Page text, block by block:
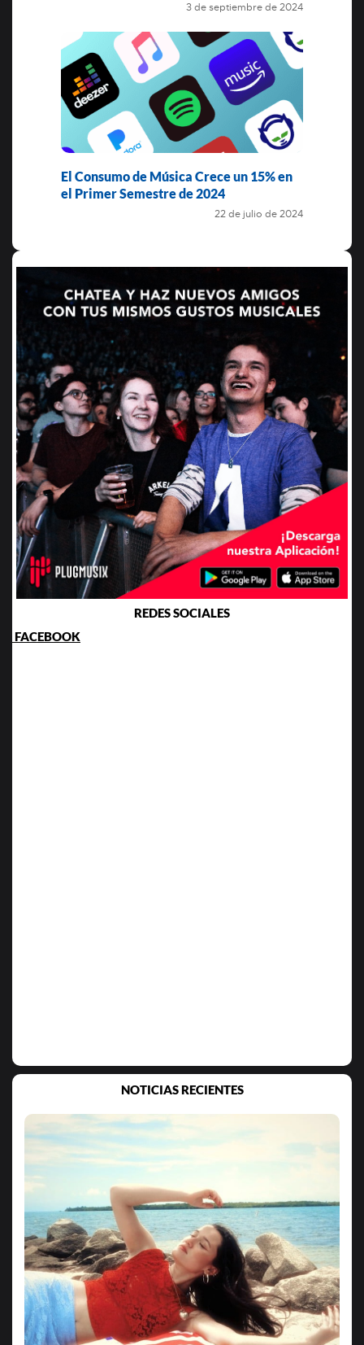
3 de septiembre de 2024
El Consumo de Música Crece un 15% en
el Primer Semestre de 2024
22 de julio de 2024
REDES SOCIALES
FACEBOOK
NOTICIAS RECIENTES